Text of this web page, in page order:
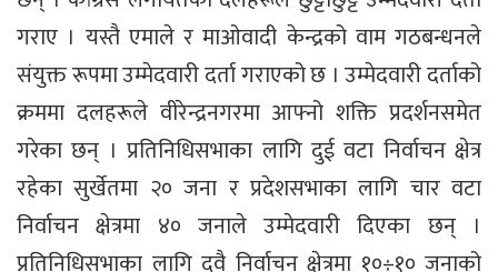
गराए । यस्तै एमाले र माओवादी केन्द्रको वाम गठबन्धनले
संयुक्त रूपमा उम्मेदवारी दर्ता गराएको छ । उम्मेदवारी दर्ताको
क्रममा दलहरूले वीरेन्द्रनगरमा आफ्नो शक्ति प्रदर्शनसमेत
गरेका छन् । प्रतिनिधिसभाका लागि दुई वटा निर्वाचन क्षेत्र
रहेका सुर्खेतमा २० जना र प्रदेशसभाका लागि चार वटा
निर्वाचन क्षेत्रमा ४० जनाले उम्मेदवारी दिएका छन् ।
प्रतिनिधिसभाका लागि दुवै निर्वाचन क्षेत्रमा १०÷१० जनाको